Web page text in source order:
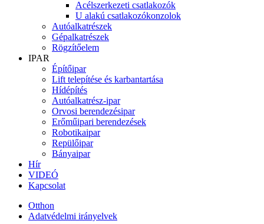
Acélszerkezeti csatlakozók
U alakú csatlakozókonzolok
Autóalkatrészek
Gépalkatrészek
Rögzítőelem
IPAR
Építőipar
Lift telepítése és karbantartása
Hídépítés
Autóalkatrész-ipar
Orvosi berendezésipar
Erőműipari berendezések
Robotikaipar
Repülőipar
Bányaipar
Hír
VIDEÓ
Kapcsolat
Otthon
Adatvédelmi irányelvek